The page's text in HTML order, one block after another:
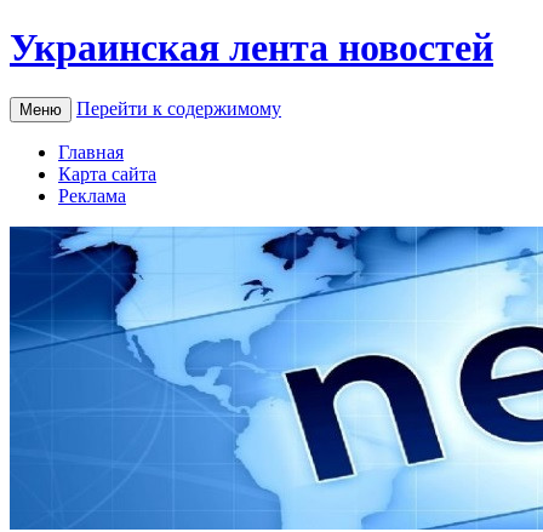
Украинская лента новостей
Меню Перейти к содержимому
Главная
Карта сайта
Реклама